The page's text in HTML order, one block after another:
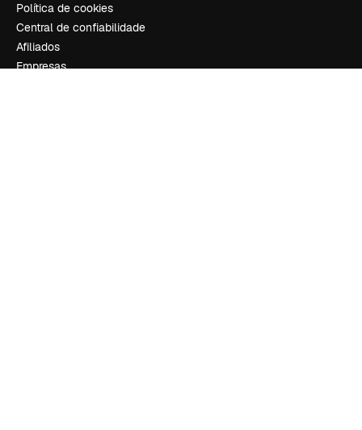
Política de cookies
Central de confiabilidade
Afiliados
Empresas